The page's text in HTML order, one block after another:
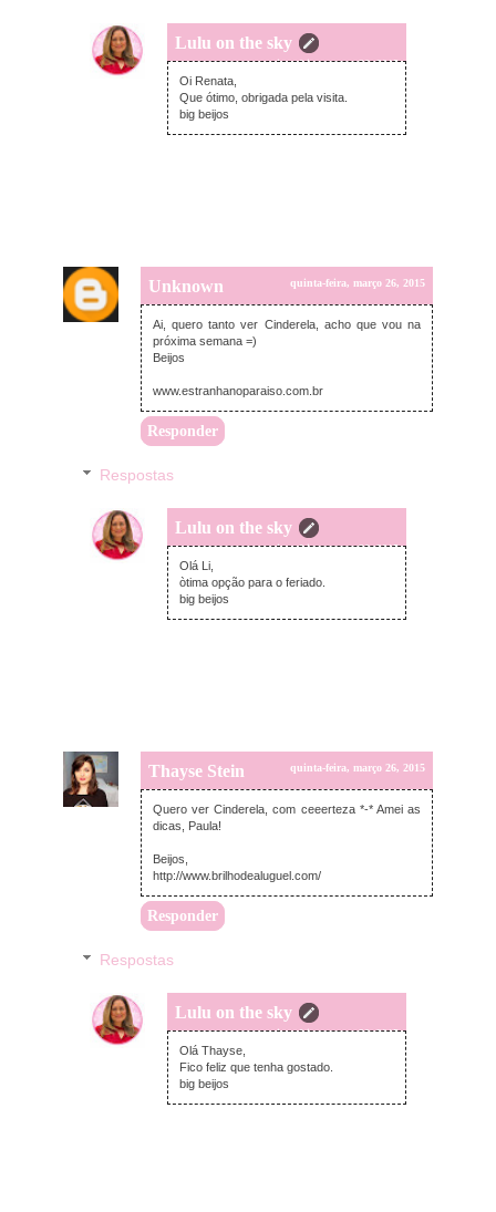
Lulu on the sky
quinta-feira, março 26, 2015
Oi Renata,
Que ótimo, obrigada pela visita.
big beijos
Unknown quinta-feira, março 26, 2015
Ai, quero tanto ver Cinderela, acho que vou na
próxima semana =)
Beijos
www.estranhanoparaiso.com.br
Responder
Respostas
Lulu on the sky
quinta-feira, março 26, 2015
Olá Li,
òtima opção para o feriado.
big beijos
Thayse Stein quinta-feira, março 26, 2015
Quero ver Cinderela, com ceeerteza *-* Amei as
dicas, Paula!
Beijos,
http://www.brilhodealuguel.com/
Responder
Respostas
Lulu on the sky
quinta-feira, março 26, 2015
Olá Thayse,
Fico feliz que tenha gostado.
big beijos